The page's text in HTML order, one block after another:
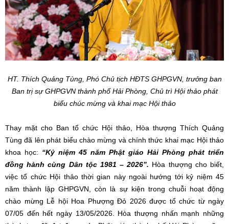
HT. Thích Quảng Tùng, Phó Chủ tịch HĐTS GHPGVN, trưởng ban
Ban trị sự GHPGVN thành phố Hải Phòng, Chủ trì Hội thảo phát
biểu chúc mừng và khai mạc Hội thảo
Thay mặt cho Ban tổ chức Hội thảo, Hòa thượng Thích Quảng
Tùng đã lên phát biểu chào mừng và chính thức khai mạc Hội thảo
khoa học: “Kỷ niệm 45 năm Phật giáo Hải Phòng phát triển
đồng hành cùng Dân tộc 1981 – 2026”. Hòa thượng cho biết,
việc tổ chức Hội thảo thời gian này ngoài hướng tới kỷ niệm 45
năm thành lập GHPGVN, còn là sự kiện trong chuỗi hoạt động
chào mừng Lễ hội Hoa Phượng Đỏ 2026 được tổ chức từ ngày
07/05 đến hết ngày 13/05/2026. Hòa thượng nhấn mạnh những